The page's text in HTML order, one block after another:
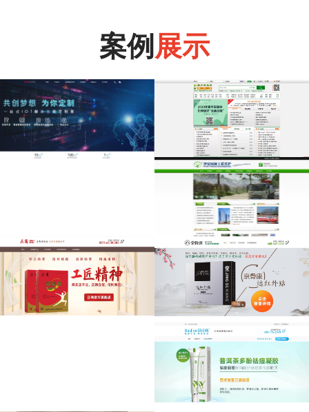
案例 展示
网
深圳市佳兴伟诚科技有限公司(旗下
品牌：VIOTLINK)成立于2017年，
是一家以智能车联网硬件为基础的
中国园林植保
网-中国草坪网
中国草坪网--中国园林植保网提供
草坪种植栽培、草坪病虫害防治、
草坪杂草防除、草坪供求信息、园
林新闻、园林植保技术、园林赢销
林植保专家共同打造的真正致力于
中国园林绿化养护的行业门户网
站。二网进行资源整合合二为一，
为园林绿化行业…
坪安园林工程
护
河南省莱恩坪安园林植保有限公司
是一家集科研、绿化施工、园林养
护、园林植保技术咨询、培训、检
测为一体的综合性公司，专业从事
园林植物病、虫、草害的防治研究
京骨康远红外
_京骨康腰椎